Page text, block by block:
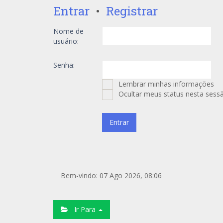
Entrar • Registrar
Nome de
usuário:
Senha:
Lembrar minhas informações
Ocultar meus status nesta
Bem-vindo: 07 Ago 2026, 08:06
Ir Para